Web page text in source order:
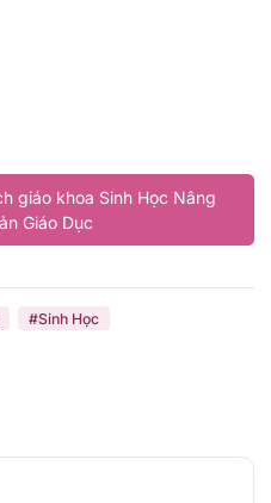
giáo khoa Sinh Học Nâng
Giáo Dục
#Sinh Học